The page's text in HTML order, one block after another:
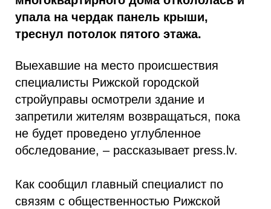
упала на чердак панель крыши,
треснул потолок пятого этажа.
Выехавшие на место происшествия
специалисты Рижской городской
стройуправы осмотрели здание и
запретили жителям возвращаться, пока
не будет проведено углубленное
обследование, – рассказывает press.lv.
Как сообщил главный специалист по
связям с общественностью Рижской